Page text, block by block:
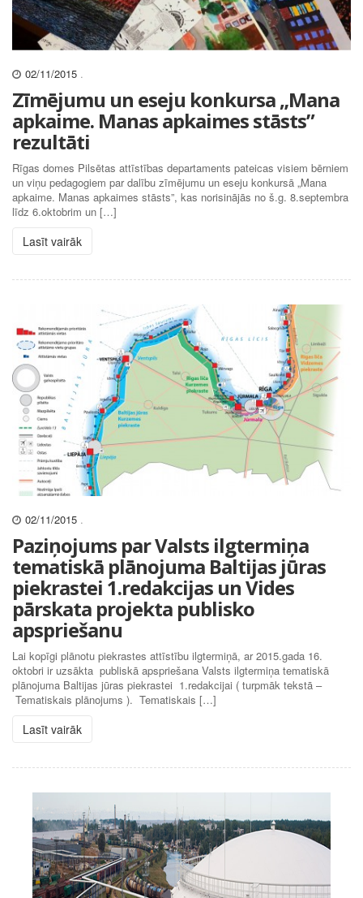
02/11/2015 .
Zīmējumu un eseju konkursa „Mana
apkaime. Manas apkaimes stāsts”
rezultāti
Rīgas domes Pilsētas attīstības departaments pateicas visiem bērniem
un viņu pedagogiem par dalību zīmējumu un eseju konkursā „Mana
apkaime. Manas apkaimes stāsts”, kas norisinājās no š.g. 8.septembra
līdz 6.oktobrim un […]
Lasīt vairāk
02/11/2015 .
Paziņojums par Valsts ilgtermiņa
tematiskā plānojuma Baltijas jūras
piekrastei 1.redakcijas un Vides
pārskata projekta publisko
apspriešanu
Lai kopīgi plānotu piekrastes attīstību ilgtermiņā, ar 2015.gada 16.
oktobri ir uzsākta publiskā apspriešana Valsts ilgtermiņa tematiskā
plānojuma Baltijas jūras piekrastei 1.redakcijai ( turpmāk tekstā –
Tematiskais plānojums ). Tematiskais […]
Lasīt vairāk